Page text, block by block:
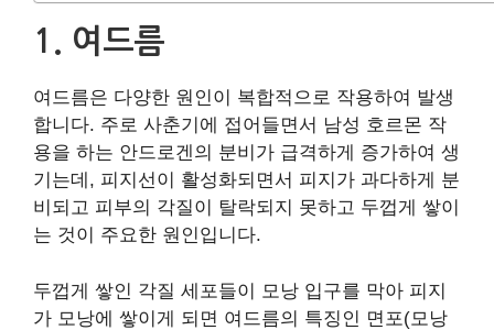
1. 여드름
여드름은 다양한 원인이 복합적으로 작용하여 발생
합니다. 주로 사춘기에 접어들면서 남성 호르몬 작
용을 하는 안드로겐의 분비가 급격하게 증가하여 생
기는데, 피지선이 활성화되면서 피지가 과다하게 분
비되고 피부의 각질이 탈락되지 못하고 두껍게 쌓이
는 것이 주요한 원인입니다.
두껍게 쌓인 각질 세포들이 모낭 입구를 막아 피지
가 모낭에 쌓이게 되면 여드름의 특징인 면포(모낭